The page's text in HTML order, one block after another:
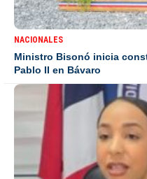
NACIONALES
Ministro Bisonó inicia
Pablo II en Bávaro